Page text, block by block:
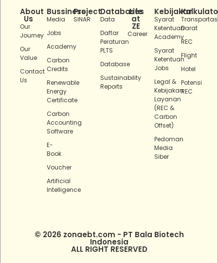
About
Us
Our
Journey
Our
Value
Contact
Us
Bussiness
Media
Jobs
Academy
Carbon
Credits
Renewable
Energy
Certificate
Carbon
Accounting
Software
E-
Book
Voucher
Artificial
Intelligence
Project
SINAR
Databases
Data
Daftar
Peraturan
PLTS
Database
Sustainability
Reports
Life
at
ZE
Career
Kebijakan
Syarat
Ketentuan
Academy
Syarat
Ketentuan
Jobs
Legal &
Kebijakan
Layanan
(REC &
Carbon
Offset)
Pedoman
Media
Siber
Darat
REC
Flight
Hotel
Potensi
REC
© 2026 zonaebt.com - PT Bala Biotech
Indonesia
ALL RIGHT RESERVED